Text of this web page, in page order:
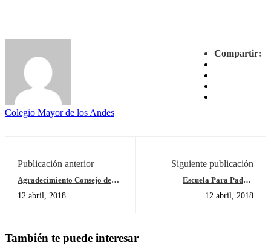
Compartir:
Colegio Mayor de los Andes
Publicación anterior
Agradecimiento Consejo de
colaborar
12 abril, 2018
Siguiente publicación
Escuela Para Padres
12 abril, 2018
También te puede interesar